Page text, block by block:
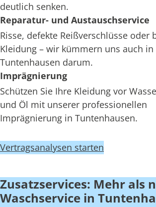
deutlich senken.
Reparatur- und Austauschservice
Risse, defekte Reißverschlüsse oder
Kleidung – wir kümmern uns auch in
Tuntenhausen darum.
Imprägnierung
Schützen Sie Ihre Kleidung vor
und Öl mit unserer professionellen
Imprägnierung in Tuntenhausen.
Vertragsanalysen starten
Zusatzservices: Mehr als
Waschservice in